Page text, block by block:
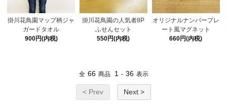
掛川花鳥園マップ柄ジャ
ガードタオル
900円(内税)
掛川花鳥園の人気者8P
ふせんセット
550円(内税)
オリジナルナンバープレ
ート風マグネット
660円(内税)
全 66 商品 1 - 36 表示
< Prev Next >